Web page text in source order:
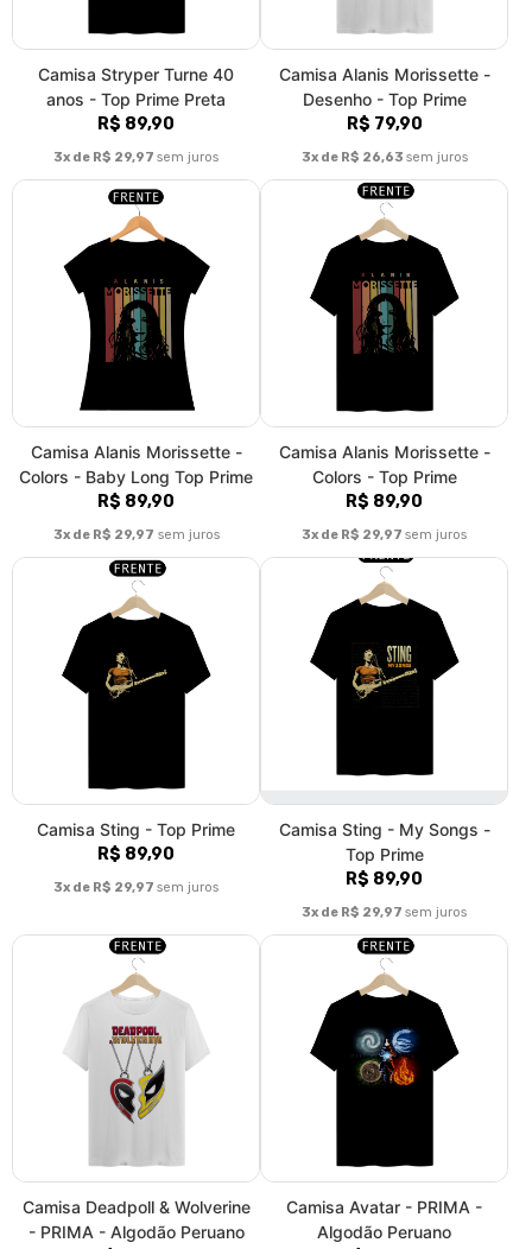
Camisa Stryper Turne 40
anos - Top Prime Preta
R$ 89,90
3x de R$ 29,97 sem juros
Camisa Alanis Morissette -
Desenho - Top Prime
R$ 79,90
3x de R$ 26,63 sem juros
Camisa Alanis Morissette -
Colors - Baby Long Top Prime
R$ 89,90
3x de R$ 29,97 sem juros
Camisa Alanis Morissette -
Colors - Top Prime
R$ 89,90
3x de R$ 29,97 sem juros
Camisa Sting - Top Prime
R$ 89,90
3x de R$ 29,97 sem juros
Camisa Sting - My Songs -
Top Prime
R$ 89,90
3x de R$ 29,97 sem juros
Camisa Deadpoll & Wolverine
- PRIMA - Algodão Peruano
Camisa Avatar - PRIMA -
Algodão Peruano